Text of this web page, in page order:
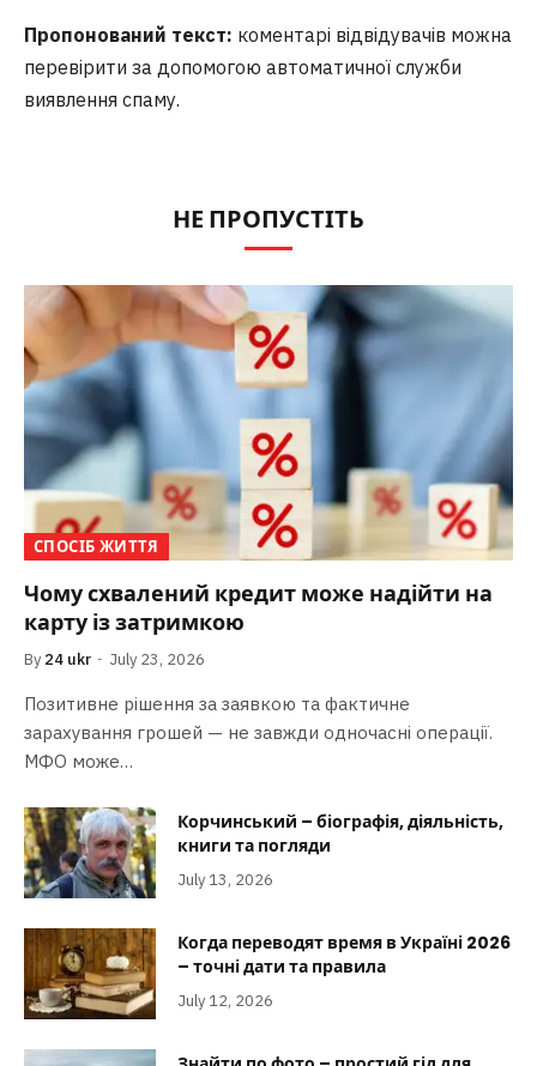
Пропонований текст: коментарі відвідувачів можна
перевірити за допомогою автоматичної служби
виявлення спаму.
НЕ ПРОПУСТІТЬ
СПОСІБ ЖИТТЯ
Чому схвалений кредит може надійти на
карту із затримкою
By 24 ukr July 23, 2026
Позитивне рішення за заявкою та фактичне
зарахування грошей — не завжди одночасні операції.
МФО може…
Корчинський – біографія, діяльність,
книги та погляди
July 13, 2026
Когда переводят время в Україні 2026
– точні дати та правила
July 12, 2026